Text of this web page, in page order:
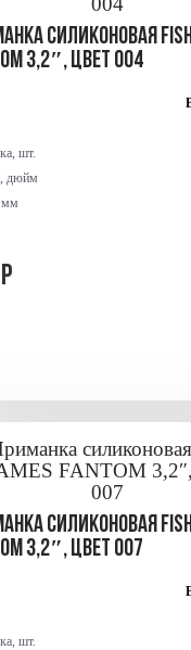
силиконовая FISH
3,2″, цвет 004
шт.
дюйм
мм
силиконовая FISH
3,2″, цвет 007
шт.